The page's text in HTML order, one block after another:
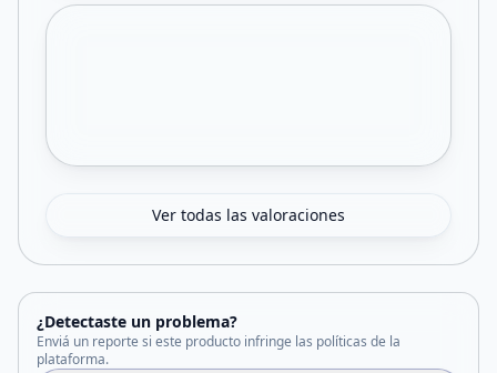
Ver todas las valoraciones
¿Detectaste un problema?
Enviá un reporte si este producto infringe las políticas de la
plataforma.